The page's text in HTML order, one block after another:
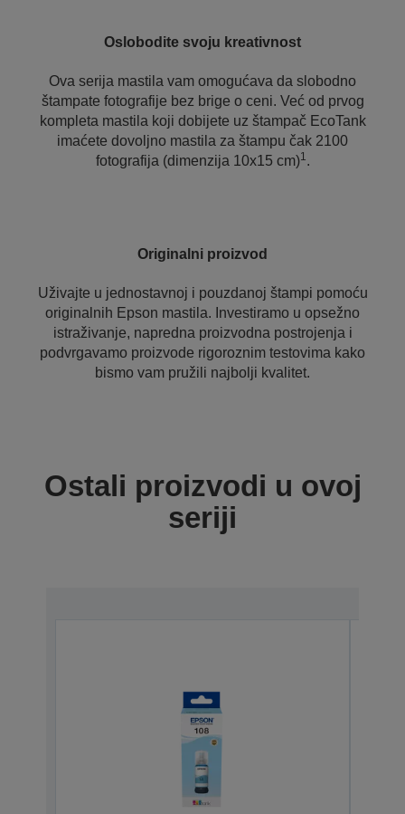
Oslobodite svoju kreativnost
Ova serija mastila vam omogućava da slobodno
štampate fotografije bez brige o ceni. Već od prvog
kompleta mastila koji dobijete uz štampač EcoTank
imaćete dovoljno mastila za štampu čak 2100
fotografija (dimenzija 10x15 cm)1.
Originalni proizvod
Uživajte u jednostavnoj i pouzdanoj štampi pomoću
originalnih Epson mastila. Investiramo u opsežno
istraživanje, napredna proizvodna postrojenja i
podvrgavamo proizvode rigoroznim testovima kako
bismo vam pružili najbolji kvalitet.
Ostali proizvodi u ovoj
seriji